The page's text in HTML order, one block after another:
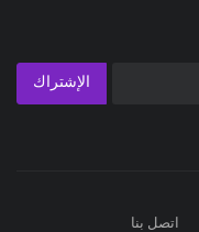
الإشتراك
اتصل بنا